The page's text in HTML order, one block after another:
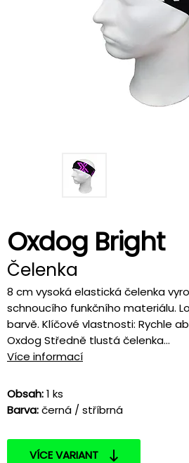
Oxdog Bright
Čelenka
8 cm vysoká elastická čelenka
schnoucího funkčního materiálu.
barvě. Klíčové vlastnosti: Rychle
Oxdog Středně tlustá čelenka...
Více informací
Obsah:1 ks
Barva:černá / stříbrná
VÍCE VARIANT